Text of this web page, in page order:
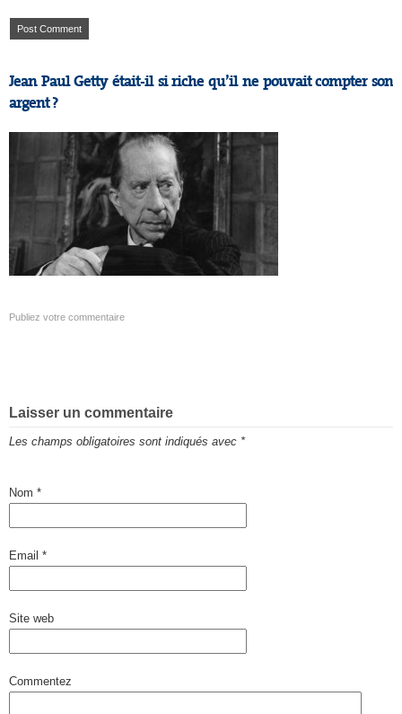
Jean Paul Getty était-il si riche qu’il ne pouvait compter son
argent ?
Publiez votre commentaire
Laisser un commentaire
Les champs obligatoires sont indiqués avec *
Nom *
Email *
Site web
Commentez